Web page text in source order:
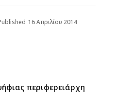
16 Απριλίου 2014
περιφερειάρχη